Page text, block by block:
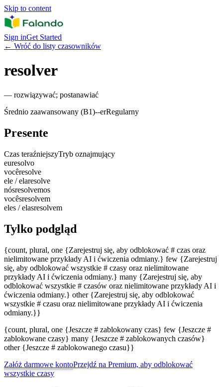
Skip to content
Sign inGet Started
← Wróć do listy czasowników
resolver
— rozwiązywać; postanawiać
Średnio zaawansowany (B1)--erRegularny
Presente
Czas teraźniejszyTryb oznajmujący
euresolvo
vocêresolve
ele / elaresolve
nósresolvemos
vocêsresolvem
eles / elasresolvem
Tylko podgląd
{count, plural, one {Zarejestruj się, aby odblokować # czas oraz
nielimitowane przykłady AI i ćwiczenia odmiany.} few {Zarejestruj
się, aby odblokować wszystkie # czasy oraz nielimitowane
przykłady AI i ćwiczenia odmiany.} many {Zarejestruj się, aby
odblokować wszystkie # czasów oraz nielimitowane przykłady AI i
ćwiczenia odmiany.} other {Zarejestruj się, aby odblokować
wszystkie # czasu oraz nielimitowane przykłady AI i ćwiczenia
odmiany.}}
{count, plural, one {Jeszcze # zablokowany czas} few {Jeszcze #
zablokowane czasy} many {Jeszcze # zablokowanych czasów}
other {Jeszcze # zablokowanego czasu}}
Załóż darmowe kontoPrzejdź na Premium, aby odblokować
wszystkie czasy